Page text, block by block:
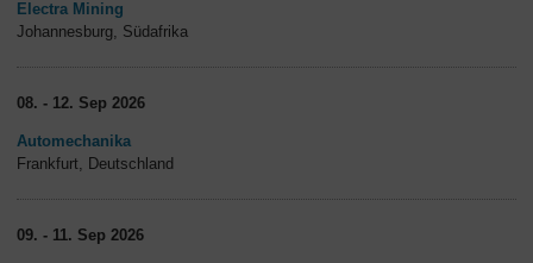
Electra Mining
Johannesburg, Südafrika
08. - 12. Sep 2026
Automechanika
Frankfurt, Deutschland
09. - 11. Sep 2026